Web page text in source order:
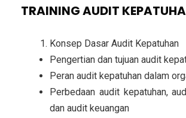
TRAINING AUDIT
Konsep Dasar Audit Kepatuhan
Pengertian dan tujuan audit
Peran audit kepatuhan dalam
Perbedaan audit kepatuhan,
dan audit keuangan